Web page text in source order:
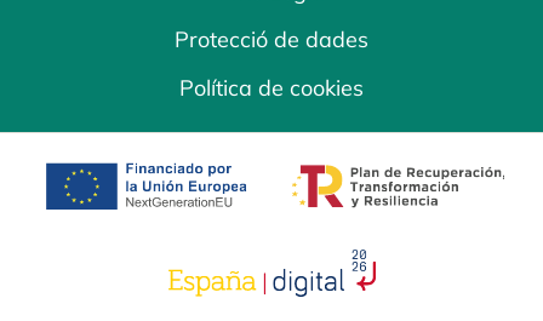
Protecció de dades
Política de cookies
opens in a new tab opens in a new
opens in a new tab